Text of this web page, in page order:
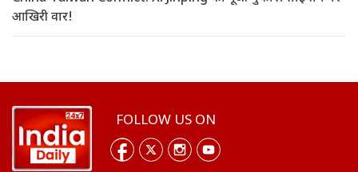
आखिरी वार!
FOLLOW US ON